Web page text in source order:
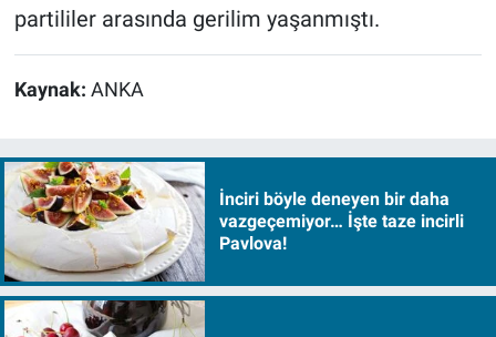
partililer arasında gerilim yaşanmıştı.
Kaynak: ANKA
İnciri böyle deneyen bir daha
vazgeçemiyor… İşte taze incirli
Pavlova!